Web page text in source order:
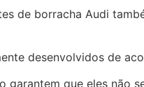
de borracha Audi
desenvolvidos de
que eles não